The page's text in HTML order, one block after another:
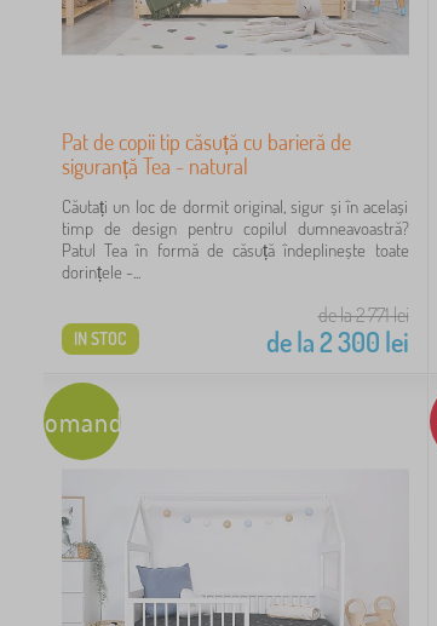
Pat de copii tip căsuță cu barieră de
siguranță Tea - natural
Căutați un loc de dormit original, sigur și în același
timp de design pentru copilul dumneavoastră?
Patul Tea în formă de căsuță îndeplinește toate
dorințele -...
de la 2 771lei
de la2 300 lei
IN STOC
Recomandare